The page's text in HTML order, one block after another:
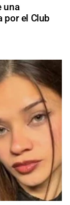
una
por el Club